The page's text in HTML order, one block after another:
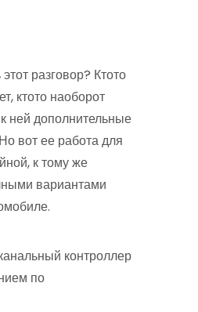
разговор? Ктото
ктото наоборот
ней дополнительные
вот ее работа для
к тому же
вариантами
контроллер
по